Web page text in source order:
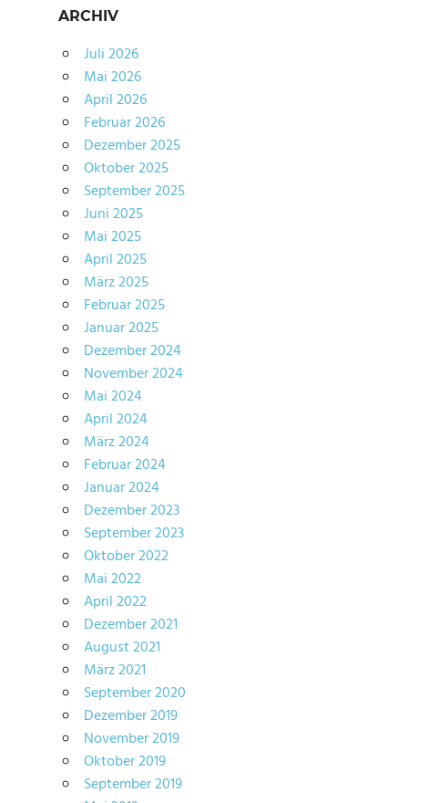
ARCHIV
Juli 2026
Mai 2026
April 2026
Februar 2026
Dezember 2025
Oktober 2025
September 2025
Juni 2025
Mai 2025
April 2025
März 2025
Februar 2025
Januar 2025
Dezember 2024
November 2024
Mai 2024
April 2024
März 2024
Februar 2024
Januar 2024
Dezember 2023
September 2023
Oktober 2022
Mai 2022
April 2022
Dezember 2021
August 2021
März 2021
September 2020
Dezember 2019
November 2019
Oktober 2019
September 2019